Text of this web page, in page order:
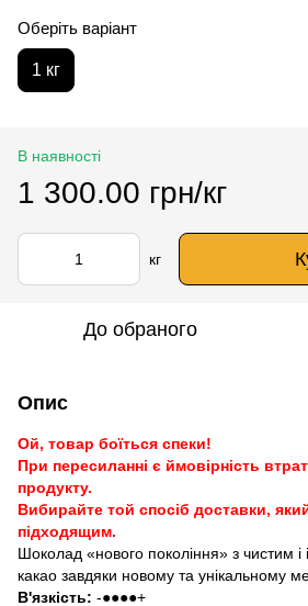
Оберіть варіант
1 кг
В наявності
1 300.00 грн/кг
кг
До обраного
Опис
Ой, товар боїться спеки!
При пересиланні є ймовірність
продукту.
Вибирайте той спосіб доставки,
підходящим.
Шоколад «нового покоління» з чистим
какао завдяки новому та унікальному
В'язкість: -●●●●+